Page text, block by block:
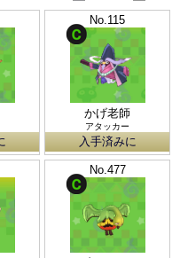
No.115
かげ老師
アタッカー
入手済みに
No.477